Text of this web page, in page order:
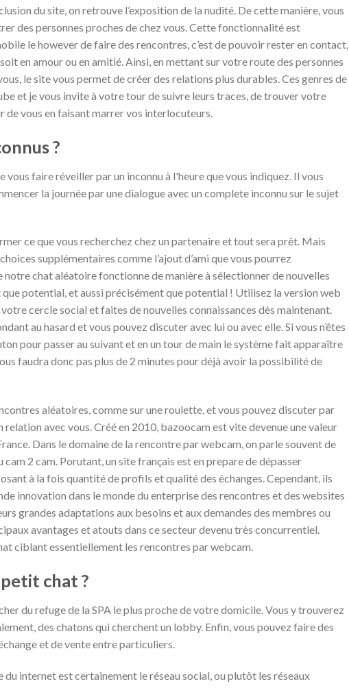
du site, on retrouve l’exposition de la nudité. De cette manière, vous
des personnes proches de chez vous. Cette fonctionnalité est
le however de faire des rencontres, c’est de pouvoir rester en contact,
en amour ou en amitié. Ainsi, en mettant sur votre route des personnes
le site vous permet de créer des relations plus durables. Ces genres de
et je vous invite à votre tour de suivre leurs traces, de trouver votre
vous en faisant marrer vos interlocuteurs.
?
faire réveiller par un inconnu à l'heure que vous indiquez. Il vous
la journée par une dialogue avec un complete inconnu sur le sujet
ce que vous recherchez chez un partenaire et tout sera prêt. Mais
supplémentaires comme l’ajout d’ami que vous pourrez
notre chat aléatoire fonctionne de manière à sélectionner de nouvelles
potential, et aussi précisément que potential ! Utilisez la version web
cercle social et faites de nouvelles connaissances dès maintenant.
au hasard et vous pouvez discuter avec lui ou avec elle. Si vous n’êtes
pour passer au suivant et en un tour de main le système fait apparaître
faudra donc pas plus de 2 minutes pour déjà avoir la possibilité de
aléatoires, comme sur une roulette, et vous pouvez discuter par
relation avec vous. Créé en 2010, bazoocam est vite devenue une valeur
Dans le domaine de la rencontre par webcam, on parle souvent de
2 cam. Porutant, un site français est en prepare de dépasser
à la fois quantité de profils et qualité des échanges. Cependant, ils
innovation dans le monde du enterprise des rencontres et des websites
grandes adaptations aux besoins et aux demandes des membres ou
avantages et atouts dans ce secteur devenu très concurrentiel.
ciblant essentiellement les rencontres par webcam.
chat ?
du refuge de la SPA le plus proche de votre domicile. Vous y trouverez
des chatons qui cherchent un lobby. Enfin, vous pouvez faire des
et de vente entre particuliers.
du internet est certainement le réseau social, ou plutôt les réseaux